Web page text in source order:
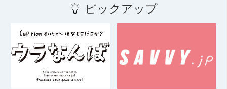
ピックアップ